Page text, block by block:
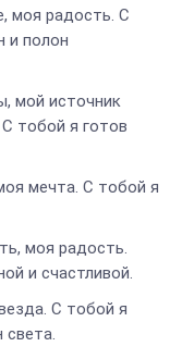
моя радость. С
и полон
мой источник
тобой я готов
мечта. С тобой я
моя радость.
и счастливой.
С тобой я
света.